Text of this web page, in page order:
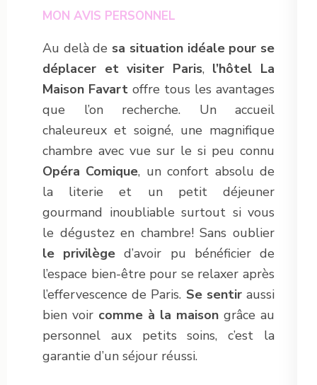
MON AVIS PERSONNEL
Au delà de sa situation idéale pour se
déplacer et visiter Paris, l’hôtel La
Maison Favart offre tous les avantages
que l’on recherche. Un accueil
chaleureux et soigné, une magnifique
chambre avec vue sur le si peu connu
Opéra Comique, un confort absolu de
la literie et un petit déjeuner
gourmand inoubliable surtout si vous
le dégustez en chambre! Sans oublier
le privilège d’avoir pu bénéficier de
l’espace bien-être pour se relaxer après
l’effervescence de Paris. Se sentiraussi
bien voir comme à la maison grâce au
personnel aux petits soins, c’est la
garantie d’un séjour réussi.